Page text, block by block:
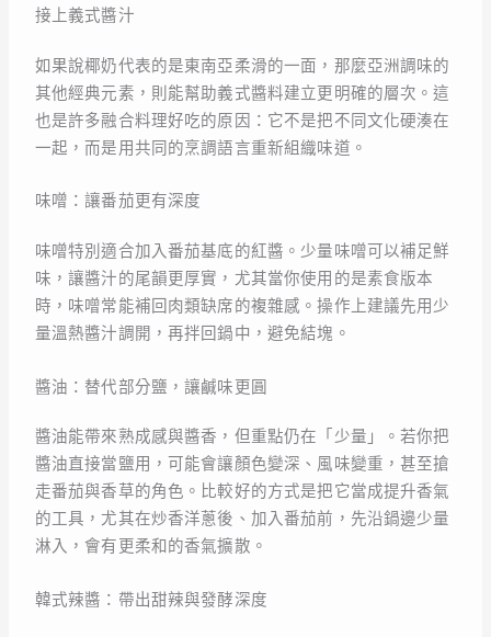
接上義式醬汁
如果說椰奶代表的是東南亞柔滑的一面，那麼亞洲調味的
其他經典元素，則能幫助義式醬料建立更明確的層次。這
也是許多融合料理好吃的原因：它不是把不同文化硬湊在
一起，而是用共同的烹調語言重新組織味道。
味噌：讓番茄更有深度
味噌特別適合加入番茄基底的紅醬。少量味噌可以補足鮮
味，讓醬汁的尾韻更厚實，尤其當你使用的是素食版本
時，味噌常能補回肉類缺席的複雜感。操作上建議先用少
量溫熱醬汁調開，再拌回鍋中，避免結塊。
醬油：替代部分鹽，讓鹹味更圓
醬油能帶來熟成感與醬香，但重點仍在「少量」。若你把
醬油直接當鹽用，可能會讓顏色變深、風味變重，甚至搶
走番茄與香草的角色。比較好的方式是把它當成提升香氣
的工具，尤其在炒香洋蔥後、加入番茄前，先沿鍋邊少量
淋入，會有更柔和的香氣擴散。
韓式辣醬：帶出甜辣與發酵深度